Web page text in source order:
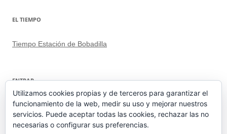
EL TIEMPO
Tiempo Estación de Bobadilla
ENTRAR
Acceder
Feed de entradas
Feed de comentarios
Utilizamos cookies propias y de terceros para garantizar el
funcionamiento de la web, medir su uso y mejorar nuestros
servicios. Puede aceptar todas las cookies, rechazar las no
necesarias o configurar sus preferencias.